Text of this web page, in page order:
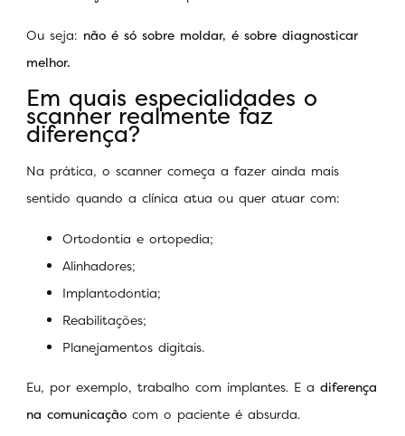
Ou seja: não é só sobre moldar, é sobre diagnosticar
melhor.
Em quais especialidades o
scanner realmente faz
diferença?
Na prática, o scanner começa a fazer ainda mais
sentido quando a clínica atua ou quer atuar com:
Ortodontia e ortopedia;
Alinhadores;
Implantodontia;
Reabilitações;
Planejamentos digitais.
Eu, por exemplo, trabalho com implantes. E a diferença
na comunicação com o paciente é absurda.